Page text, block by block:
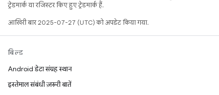
ट्रेडमार्क या रजिस्टर किए हुए ट्रेडमार्क हैं.
आखिरी बार 2025-07-27 (UTC) को अपडेट किया गया.
बिल्ड
Android डेटा संग्रह स्थान
इस्तेमाल संबंधी ज़रूरी बातें